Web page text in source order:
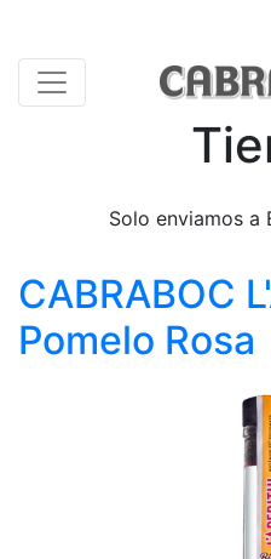
Solo enviamos a
CABRABOC
Pomelo Rosa